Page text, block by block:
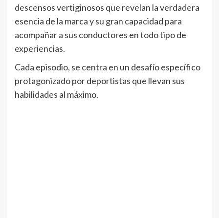
descensos vertiginosos que revelan la verdadera
esencia de la marca y su gran capacidad para
acompañar a sus conductores en todo tipo de
experiencias.
Cada episodio, se centra en un desafío específico
protagonizado por deportistas que llevan sus
habilidades al máximo.